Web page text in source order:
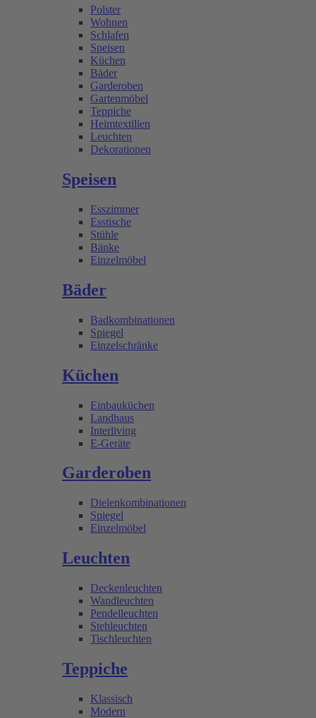
Polster
Wohnen
Schlafen
Speisen
Küchen
Bäder
Garderoben
Gartenmöbel
Teppiche
Heimtextilien
Leuchten
Dekorationen
Speisen
Esszimmer
Esstische
Stühle
Bänke
Einzelmöbel
Bäder
Badkombinationen
Spiegel
Einzelschränke
Küchen
Einbauküchen
Landhaus
Interliving
E-Geräte
Garderoben
Dielenkombinationen
Spiegel
Einzelmöbel
Leuchten
Deckenleuchten
Wandleuchten
Pendelleuchten
Stehleuchten
Tischleuchten
Teppiche
Klassisch
Modern